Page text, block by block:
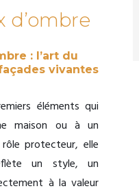
d’ombre
: l’art du
vivantes
éléments qui
maison ou à un
protecteur, elle
un style, un
à la valeur